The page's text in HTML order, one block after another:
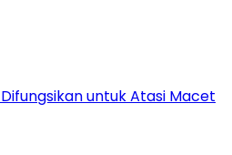
untuk Atasi Macet